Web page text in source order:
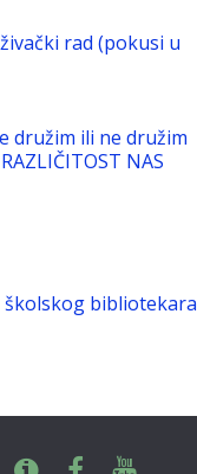
rad (pokusi u
družim ili ne družim
NAS
školskog bibliotekara